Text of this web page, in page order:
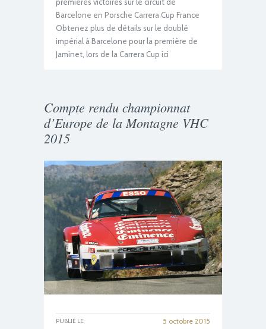
Barcelone en Porsche Carrera Cup France
Obtenez plus de détails sur le doublé
impérial à Barcelone pour la première de
Jaminet, lors de la Carrera Cup ici
Compte rendu championnat
d’Europe de la Montagne VHC
2015
PUBLIÉ LE: 5 octobre 2015